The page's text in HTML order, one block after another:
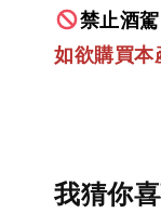
禁止酒
如欲購買本
我猜你